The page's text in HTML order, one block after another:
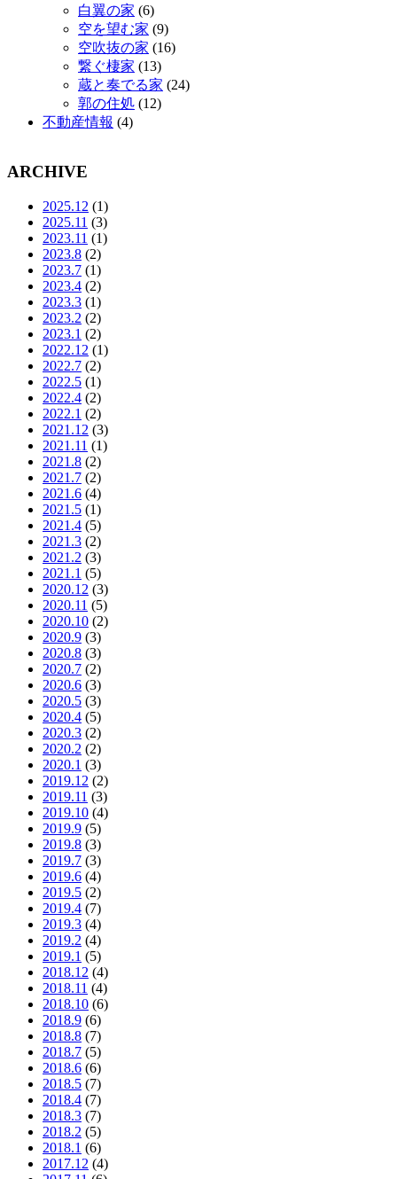
白翼の家 (6)
空を望む家 (9)
空吹抜の家 (16)
繋ぐ棲家 (13)
蔵と奏でる家 (24)
郭の住処 (12)
不動産情報 (4)
ARCHIVE
2025.12 (1)
2025.11 (3)
2023.11 (1)
2023.8 (2)
2023.7 (1)
2023.4 (2)
2023.3 (1)
2023.2 (2)
2023.1 (2)
2022.12 (1)
2022.7 (2)
2022.5 (1)
2022.4 (2)
2022.1 (2)
2021.12 (3)
2021.11 (1)
2021.8 (2)
2021.7 (2)
2021.6 (4)
2021.5 (1)
2021.4 (5)
2021.3 (2)
2021.2 (3)
2021.1 (5)
2020.12 (3)
2020.11 (5)
2020.10 (2)
2020.9 (3)
2020.8 (3)
2020.7 (2)
2020.6 (3)
2020.5 (3)
2020.4 (5)
2020.3 (2)
2020.2 (2)
2020.1 (3)
2019.12 (2)
2019.11 (3)
2019.10 (4)
2019.9 (5)
2019.8 (3)
2019.7 (3)
2019.6 (4)
2019.5 (2)
2019.4 (7)
2019.3 (4)
2019.2 (4)
2019.1 (5)
2018.12 (4)
2018.11 (4)
2018.10 (6)
2018.9 (6)
2018.8 (7)
2018.7 (5)
2018.6 (6)
2018.5 (7)
2018.4 (7)
2018.3 (7)
2018.2 (5)
2018.1 (6)
2017.12 (4)